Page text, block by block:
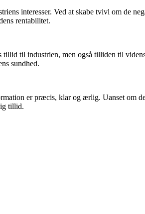
interesser. Ved at skabe tvivl om de
rentabilitet.
til industrien, men også tilliden til
sundhed.
er præcis, klar og ærlig. Uanset om
tillid.